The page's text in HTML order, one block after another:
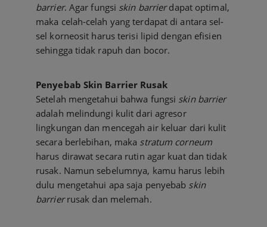
barrier. Agar fungsi skin barrierdapat optimal,
maka celah-celah yang terdapat di antara sel-
sel korneosit harus terisi lipid dengan efisien
sehingga tidak rapuh dan bocor.
Penyebab Skin Barrier Rusak
Setelah mengetahui bahwa fungsi skin barrier
adalah melindungi kulit dari agresor
lingkungan dan mencegah air keluar dari kulit
secara berlebihan, maka stratum corneum
harus dirawat secara rutin agar kuat dan tidak
rusak. Namun sebelumnya, kamu harus lebih
dulu mengetahui apa saja penyebab skin
barrierrusak dan melemah.